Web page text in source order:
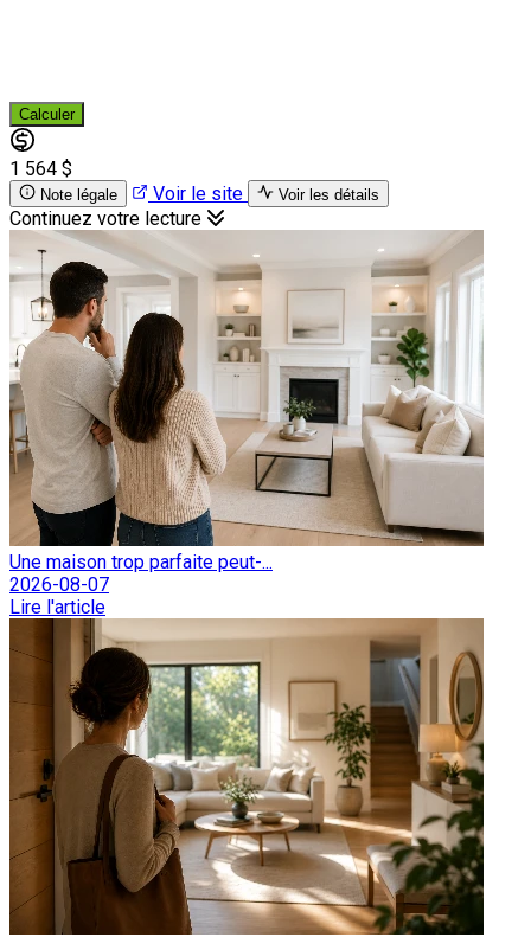
Calculer
1 564 $
Note légale Voir le site Voir les détails
Continuez votre lecture
Une maison trop parfaite peut-...
2026-08-07
Lire l'article